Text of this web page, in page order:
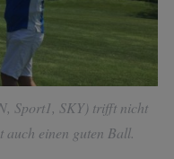
Sport1, SKY) trifft nicht
auch einen guten Ball.